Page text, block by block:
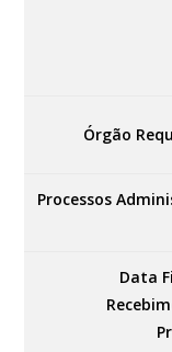
Órgão
Processos
Data